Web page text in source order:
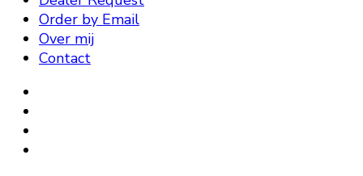
Order by Email
Over mij
Contact